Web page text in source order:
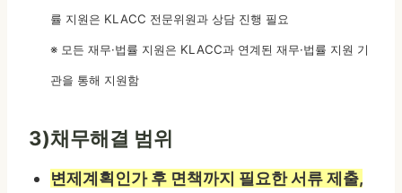
률 지원은 KLACC 전문위원과 상담 진행 필요
※ 모든 재무·법률 지원은 KLACC과 연계된 재무·법률 지원 기
관을 통해 지원함
3)채무해결 범위
변제계획인가 후 면책까지 필요한 서류 제출,